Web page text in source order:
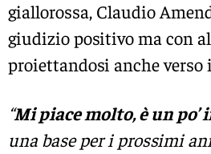
giallorossa, Claudio
giudizio positivo ma con
proiettandosi anche verso
“Mi piace molto, è un
una base per i prossimi